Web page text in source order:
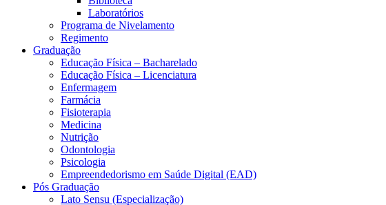
Laboratórios
Programa de Nivelamento
Regimento
Graduação
Educação Física – Bacharelado
Educação Física – Licenciatura
Enfermagem
Farmácia
Fisioterapia
Medicina
Nutrição
Odontologia
Psicologia
Empreendedorismo em Saúde Digital (EAD)
Pós Graduação
Lato Sensu (Especialização)